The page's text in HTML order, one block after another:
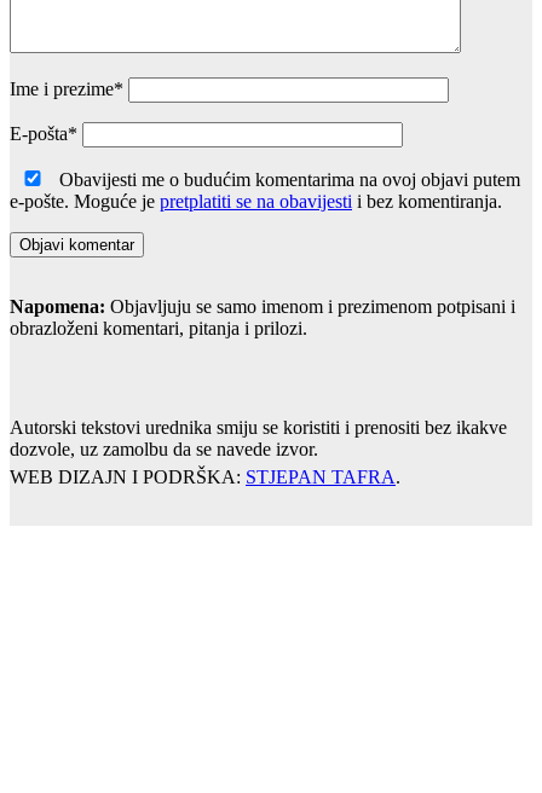
Ime i prezime*
E-pošta*
Obavijesti me o budućim komentarima na ovoj objavi putem
e-pošte. Moguće je pretplatiti se na obavijesti i bez komentiranja.
Napomena: Objavljuju se samo imenom i prezimenom potpisani i
obrazloženi komentari, pitanja i prilozi.
Autorski tekstovi urednika smiju se koristiti i prenositi bez ikakve
dozvole, uz zamolbu da se navede izvor.
WEB DIZAJN I PODRŠKA: STJEPAN TAFRA.